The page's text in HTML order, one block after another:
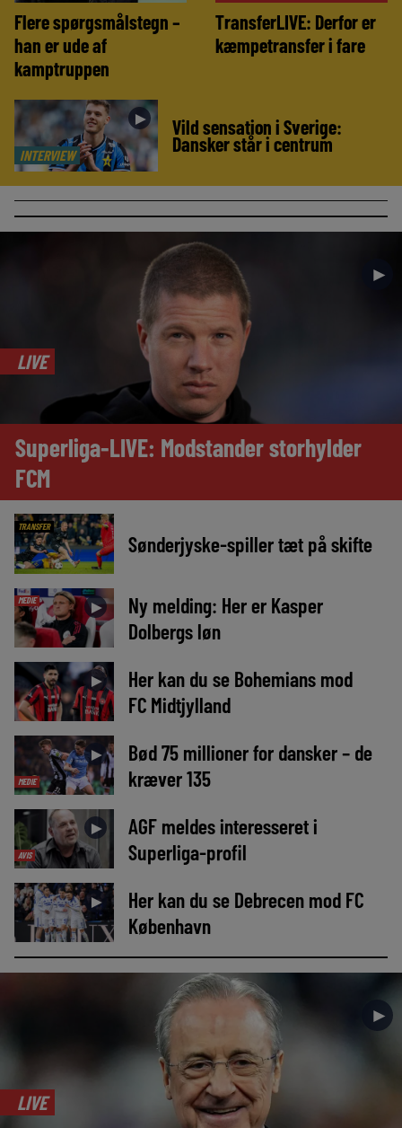
Flere spørgsmålstegn –
han er ude af
kamptruppen
TransferLIVE: Derfor er
kæmpetransfer i fare
INTERVIEW
► Vild sensation i Sverige:
Dansker står i centrum
►
LIVE
Superliga-LIVE: Modstander storhylder
FCM
TRANSFER
Sønderjyske-spiller tæt på skifte
MEDIE ►
Ny melding: Her er Kasper
Dolbergs løn
►
Her kan du se Bohemians mod
FC Midtjylland
MEDIE
►
Bød 75 millioner for dansker – de
kræver 135
AVIS
►
AGF meldes interesseret i
Superliga-profil
►
Her kan du se Debrecen mod FC
København
►
LIVE